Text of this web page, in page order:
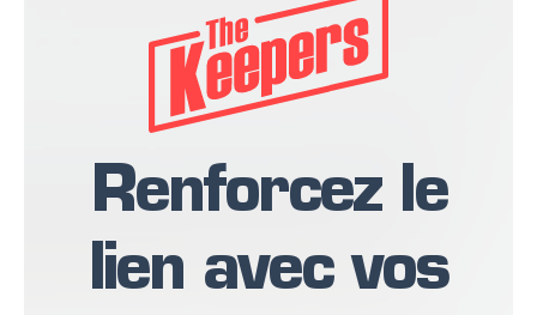
Renforcez le
lien avec vos